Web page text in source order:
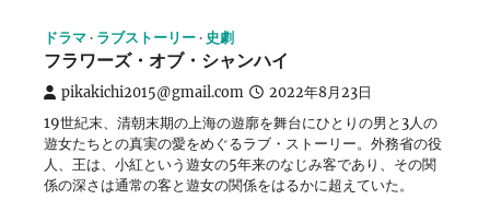
ドラマ ラブストーリー 史劇
フラワーズ・オブ・シャンハイ
pikakichi2015@gmail.com 2022年8月23日
19世紀末、清朝末期の上海の遊廓を舞台にひとりの男と3人の
遊女たちとの真実の愛をめぐるラブ・ストーリー。外務省の役
人、王は、小紅という遊女の5年来のなじみ客であり、その関
係の深さは通常の客と遊女の関係をはるかに超えていた。